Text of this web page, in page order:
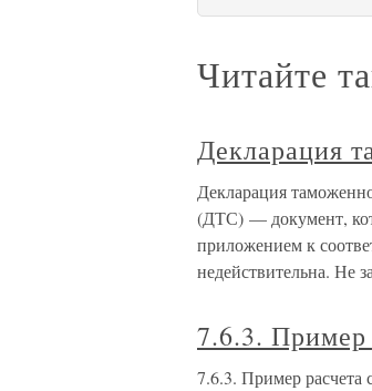
Читайте
Декларация
Декларация
(ДТС) — документ,
приложением к
недействительна. Не
7.6.3. Пример
7.6.3. Пример